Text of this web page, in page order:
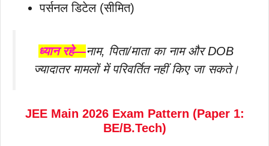
पर्सनल डिटेल (सीमित)
ध्यान रहे—नाम, पिता/माता का नाम और DOB
ज्यादातर मामलों में परिवर्तित नहीं किए जा सकते।
JEE Main 2026 Exam Pattern (Paper 1:
BE/B.Tech)